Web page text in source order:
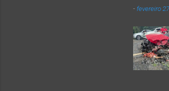
- fevereiro